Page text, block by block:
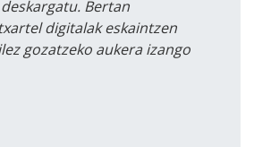
Bertan
digitalak eskaintzen
gozatzeko aukera izango